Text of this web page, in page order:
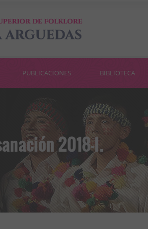
PUBLICACIONES BIBLIOTECA
2018-I.